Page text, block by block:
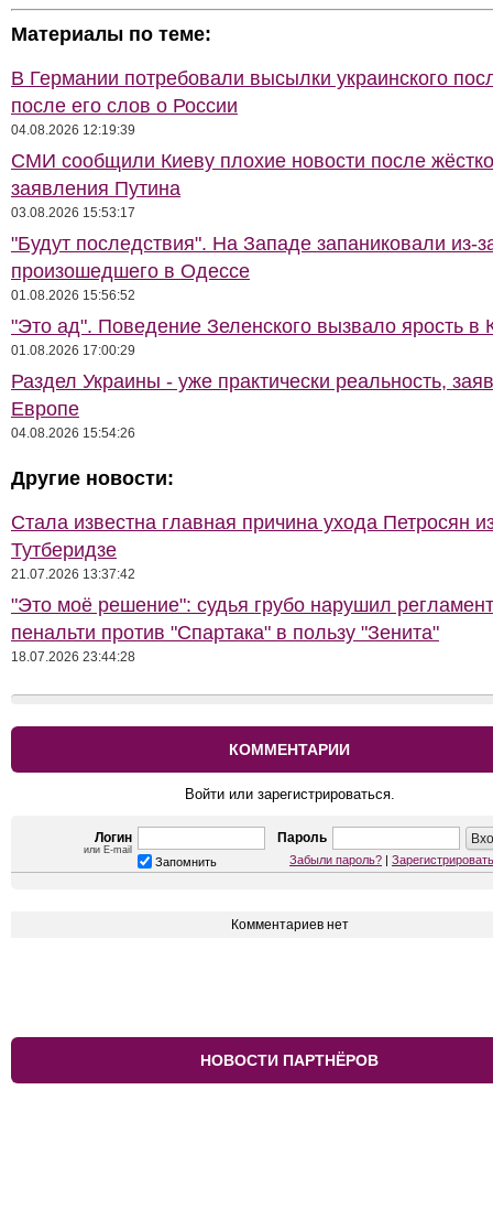
Материалы по теме:
В Германии потребовали высылки украинского
после его слов о России
04.08.2026 12:19:39
СМИ сообщили Киеву плохие новости после
заявления Путина
03.08.2026 15:53:17
"Будут последствия". На Западе запаниковали из-
произошедшего в Одессе
01.08.2026 15:56:52
"Это ад". Поведение Зеленского вызвало ярость в
01.08.2026 17:00:29
Раздел Украины - уже практически реальность,
Европе
04.08.2026 15:54:26
Другие новости:
Стала известна главная причина ухода Петросян
Тутберидзе
21.07.2026 13:37:42
"Это моё решение": судья грубо нарушил регламент
пенальти против "Спартака" в пользу "Зенита"
18.07.2026 23:44:28
КОММЕНТАРИИ
Войти или зарегистрироваться.
Логин
или E-mail
Пароль
Запомнить Забыли пароль? |
Комментариев нет
НОВОСТИ ПАРТНЁРОВ